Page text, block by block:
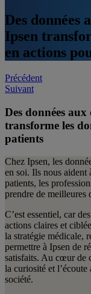
Des données
Ipsen
en actions
Post
navigation
Précédent
Suivant
Des données
transforme les
patients
Chez Ipsen, les
en soi. Ils nous aident
patients, les
prendre de meilleures
C’est essentiel, car
actions claires et
la stratégie médicale,
permettre à Ipsen de
satisfaits. Au cœur de
la curiosité et
société.